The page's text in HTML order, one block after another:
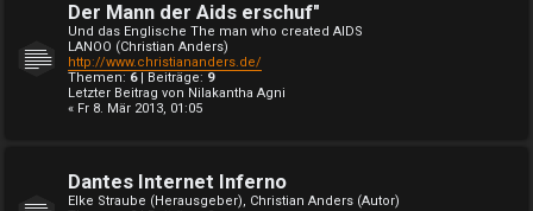
Der Mann der Aids erschuf"
Und das Englische The man who created AIDS
LANOO (Christian Anders)
http://www.christiananders.de/
Themen: 6| Beiträge: 9
Letzter Beitrag von Nilakantha Agni
« Fr 8. Mär 2013, 01:05
Dantes Internet Inferno
Elke Straube (Herausgeber), Christian Anders (Autor)